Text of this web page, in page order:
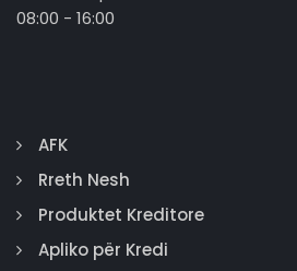
08:00 - 16:00
AFK
Rreth Nesh
Produktet Kreditore
Apliko për Kredi